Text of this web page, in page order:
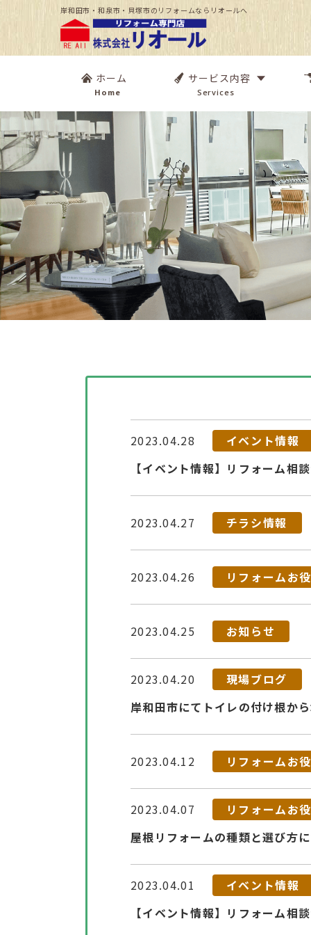
岸和田市・和泉市・貝塚市のリフォームならリオールへ
ホーム
Home
サービス内容
Services
2023.04.28
イベント情報
【イベント情報】リフォーム相
2023.04.27 チラシ情報
2023.04.26 リフォームお
2023.04.25 お知らせ
2023.04.20
現場ブログ
岸和田市にてトイレの付け根か
2023.04.12 リフォームお
2023.04.07
リフォームお
屋根リフォームの種類と選び方
2023.04.01
イベント情報
【イベント情報】リフォーム相